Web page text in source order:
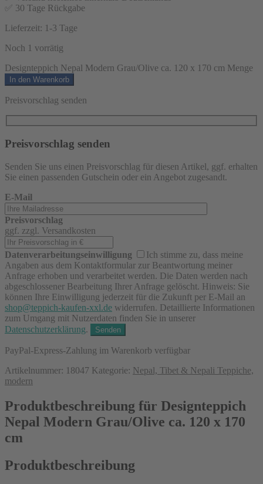
✅ 30 Tage Rückgabe
Lieferzeit: 1-3 Tage
Noch 1 vorrätig
Designteppich Nepal Modern Grau/Olive ca. 120 x 170 cm Menge
In den Warenkorb
Preisvorschlag senden
Preisvorschlag senden
Senden Sie uns einen Preisvorschlag für diesen Artikel, ggf. erhalten
Sie einen passenden Gutschein oder ein Angebot zugesandt.
E-Mail
Preisvorschlag
ggf. zzgl. Versandkosten
Datenverarbeitungseinwilligung
Ich stimme zu, dass meine
Angaben aus dem Kontaktformular zur Beantwortung meiner
Anfrage erhoben und verarbeitet werden. Die Daten werden nach
abgeschlossener Bearbeitung Ihrer Anfrage gelöscht. Hinweis: Sie
können Ihre Einwilligung jederzeit für die Zukunft per E-Mail an
shop@teppich-kaufen-xxl.de widerrufen. Detaillierte Informationen
zum Umgang mit Nutzerdaten finden Sie in unserer
Datenschutzerklärung.
PayPal-Express-Zahlung im Warenkorb verfügbar
Artikelnummer: 18047 Kategorie: Nepal, Tibet & Nepali Teppiche,
modern
Produktbeschreibung für Designteppich
Nepal Modern Grau/Olive ca. 120 x 170
cm
Produktbeschreibung